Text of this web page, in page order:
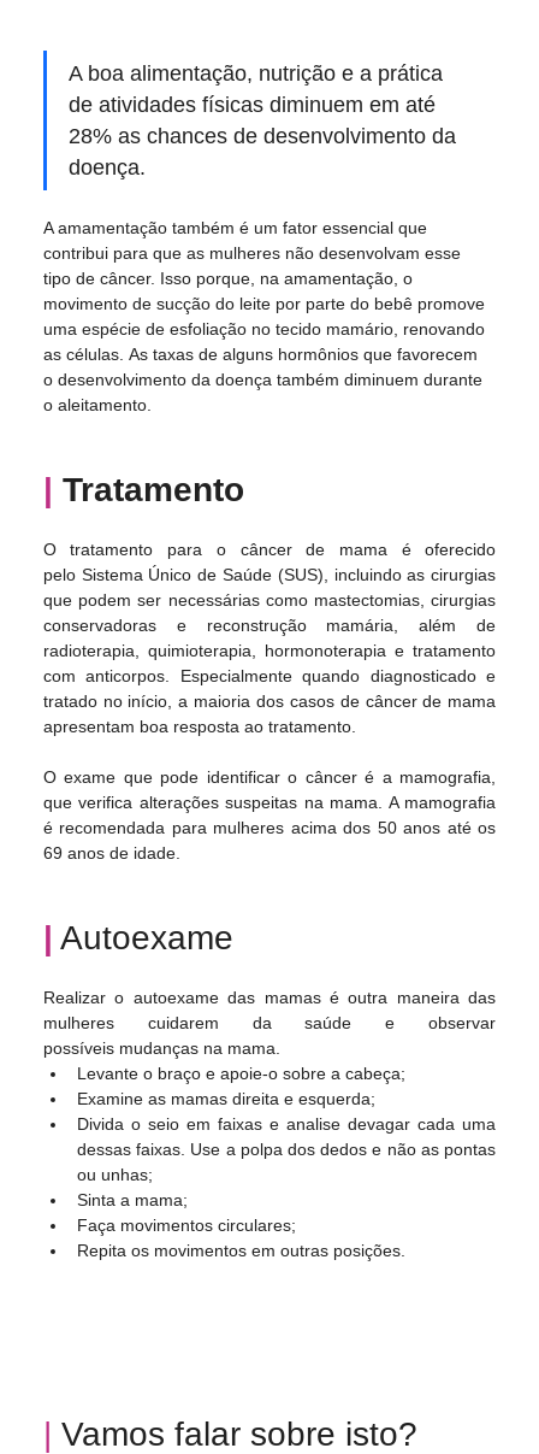
A boa alimentação, nutrição e a prática
de atividades físicas diminuem em até
28% as chances de desenvolvimento da
doença.
A amamentação também é um fator essencial que
contribui para que as mulheres não desenvolvam esse
tipo de câncer. Isso porque, na amamentação, o
movimento de sucção do leite por parte do bebê promove
uma espécie de esfoliação no tecido mamário, renovando
as células. As taxas de alguns hormônios que favorecem
o desenvolvimento da doença também diminuem durante
o aleitamento.
| Tratamento
O tratamento para o câncer de mama é oferecido
pelo Sistema Único de Saúde (SUS), incluindo as cirurgias
que podem ser necessárias como mastectomias, cirurgias
conservadoras e reconstrução mamária, além de
radioterapia, quimioterapia, hormonoterapia e tratamento
com anticorpos. Especialmente quando diagnosticado e
tratado no início, a maioria dos casos de câncer de mama
apresentam boa resposta ao tratamento.
O exame que pode identificar o câncer é a mamografia,
que verifica alterações suspeitas na mama. A mamografia
é recomendada para mulheres acima dos 50 anos até os
69 anos de idade.
| Autoexame
Realizar o autoexame das mamas é outra maneira das
mulheres cuidarem da saúde e observar
possíveis mudanças na mama.
Levante o braço e apoie-o sobre a cabeça;
Examine as mamas direita e esquerda;
Divida o seio em faixas e analise devagar cada uma
dessas faixas. Use a polpa dos dedos e não as pontas
ou unhas;
Sinta a mama;
Faça movimentos circulares;
Repita os movimentos em outras posições.
| Vamos falar sobre isto?